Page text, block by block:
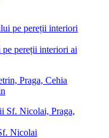
pereții interiori ai
Nicolai